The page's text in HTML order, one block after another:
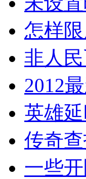
怎样
非人
2012
英雄
传奇
一些